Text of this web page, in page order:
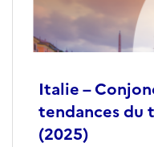
Italie –
tendances du
(2025)